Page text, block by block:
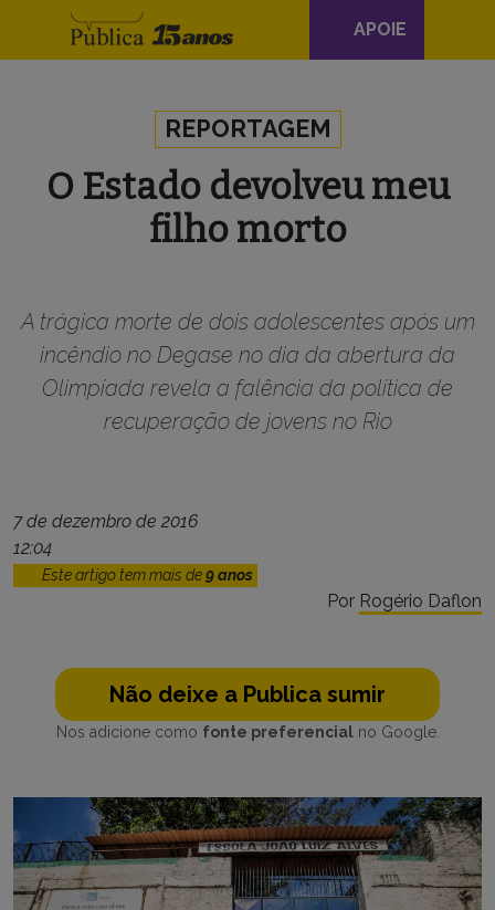
Navegação
principal
APOIE
REPORTAGEM
O Estado devolveu meu
filho morto
A trágica morte de dois adolescentes após um
incêndio no Degase no dia da abertura da
Olimpíada revela a falência da política de
recuperação de jovens no Rio
7 de dezembro de 2016
12:04
Este artigo tem mais de9 anos
Por Rogério Daflon
Não deixe a Publica sumir
Nos adicione como fonte preferencialno Google.